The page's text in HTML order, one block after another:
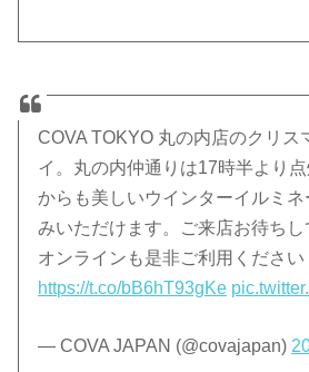
COVA TOKYO 丸の内店のクリス
イ。丸の内仲通りは17時半より
からも美しいウインターイルミ
みいただけます。ご来店お待ちし
オンラインも是非ご利用ください
https://t.co/bB6hT93gKe
— COVA JAPAN (@covajapan)